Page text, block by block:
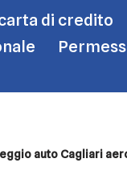
di credito
auto Cagliari